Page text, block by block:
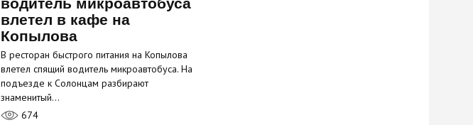
влетел в кафе на
Копылова
В ресторан быстрого питания на Копылова
влетел спящий водитель микроавтобуса. На
подъезде к Солонцам разбирают
знаменитый…
674